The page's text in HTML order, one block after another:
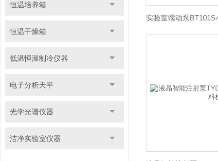
恒温培养箱
恒温干燥箱
低温恒温制冷仪器
电子分析天平
光学光谱仪器
洁净实验室仪器